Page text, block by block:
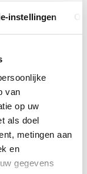
instellingen
van
op uw
als doel
metingen aan
en
gegevens
bereid
betrekking
stemde
wat vragen
Daarover is
bevroren.
2022 het